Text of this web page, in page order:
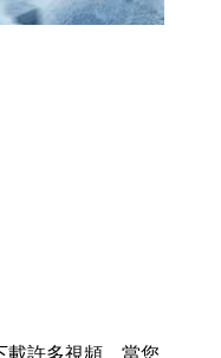
載許多視頻。當您